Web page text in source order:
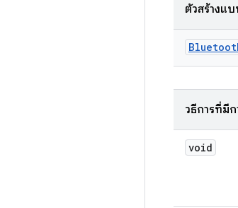
ตัวสร้างแ
วิธีการที่มี
void